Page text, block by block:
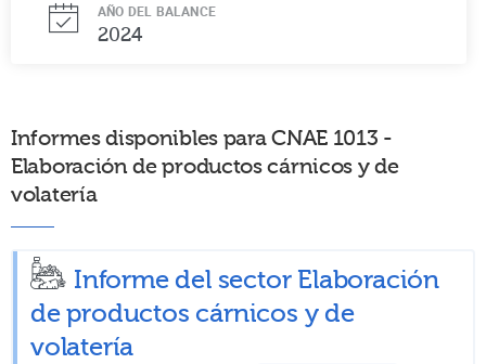
AÑO DEL BALANCE
2024
Informes disponibles para CNAE 1013 -
Elaboración de productos cárnicos y de
volatería
Informe del sector Elaboración
de productos cárnicos y de
volatería